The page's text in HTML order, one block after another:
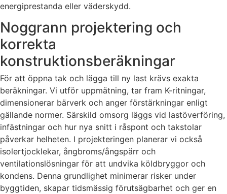
energiprestanda eller väderskydd.
Noggrann projektering och
korrekta
konstruktionsberäkningar
För att öppna tak och lägga till ny last krävs exakta
beräkningar. Vi utför uppmätning, tar fram K-ritningar,
dimensionerar bärverk och anger förstärkningar enligt
gällande normer. Särskild omsorg läggs vid lastöverföring,
infästningar och hur nya snitt i råspont och takstolar
påverkar helheten. I projekteringen planerar vi också
isolertjocklekar, ångbroms/ångspärr och
ventilationslösningar för att undvika köldbryggor och
kondens. Denna grundlighet minimerar risker under
byggtiden, skapar tidsmässig förutsägbarhet och ger en